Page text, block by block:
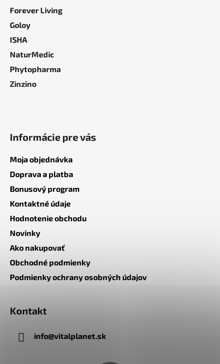
Forever Living
Goloy
ISHA
NaturMedic
Phytopharma
Zinzino
Informácie pre vás
Moja objednávka
Doprava a platba
Bonusový program
Kontaktné údaje
Hodnotenie obchodu
Novinky
Ako nakupovať
Obchodné podmienky
Podmienky ochrany osobných údajov
Kontakt
info@vitalplanet.sk